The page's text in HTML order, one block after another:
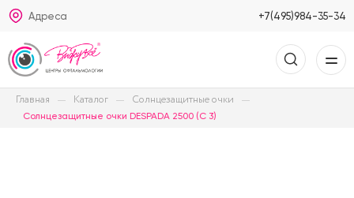
Адреса +7(495)984-35-34
Главная Каталог Солнцезащитные очки
Солнцезащитные очки DESPADA 2500 (C 3)